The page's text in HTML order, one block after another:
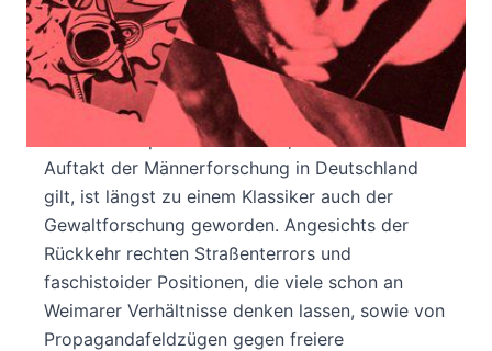
Vor 40 Jahren erschien mit Männerphantasien
Klaus Theweleits große Untersuchung über die
sexuelle, psychologische und soziopolitische
Vorgeschichte des Nationalsozialismus in der
Weimarer Republik. Das Werk, das für viele als
Auftakt der Männerforschung in Deutschland
gilt, ist längst zu einem Klassiker auch der
Gewaltforschung geworden. Angesichts der
Rückkehr rechten Straßenterrors und
faschistoider Positionen, die viele schon an
Weimarer Verhältnisse denken lassen, sowie von
Propagandafeldzügen gegen freiere